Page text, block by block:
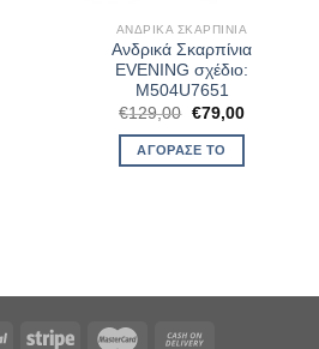
ΑΝΔΡΙΚΆ ΣΚΑΡΠΊΝΙΑ
Ανδρικά Σκαρπίνια
EVENING σχέδιο:
M504U7651
€129,00 Original
price
was:
€129,00.
€79,00Η
ΑΓΌΡΑΣΈ ΤΟ